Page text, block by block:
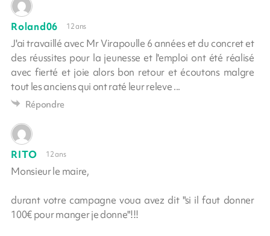
Roland06 12 ans
J'ai travaillé avec Mr Virapoulle 6 années et du concret et
des réussites pour la jeunesse et l'emploi ont été réalisé
avec fierté et joie alors bon retour et écoutons malgre
tout les anciens qui ont raté leur releve ...
Répondre
RITO 12 ans
Monsieur le maire,
durant votre campagne voua avez dit "si il faut donner
100€ pour manger je donne"!!!